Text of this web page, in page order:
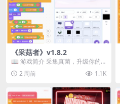
《采菇者》v1.8.2
📖 游戏简介 采集真菌，升级你的
机体，并前往未知领域探索。 这是
一款静谧的探索冒...
2 周前 1.1K